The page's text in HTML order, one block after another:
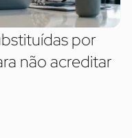
por
não acreditar